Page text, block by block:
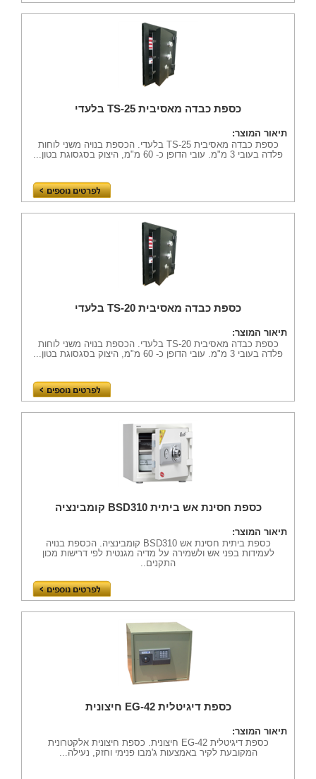
כספת כבדה מאסיבית TS-25 בלעדי
תיאור המוצר:
כספת כבדה מאסיבית TS-25 בלעדי. הכספת בנויה משני לוחות
פלדה בעובי 3 מ"מ. עובי הדופן כ- 60 מ"מ, היצוק בסגסוגת בטון...
כספת כבדה מאסיבית TS-20 בלעדי
תיאור המוצר:
כספת כבדה מאסיבית TS-20 בלעדי. הכספת בנויה משני לוחות
פלדה בעובי 3 מ"מ. עובי הדופן כ- 60 מ"מ, היצוק בסגסוגת בטון...
כספת חסינת אש ביתית BSD310 קומבינציה
תיאור המוצר:
כספת ביתית חסינת אש BSD310 קומבינציה. הכספת בנויה
לעמידות בפני אש ולשמירה על מדיה מגנטית לפי דרישות מכון
התקנים..
כספת דיגיטלית EG-42 חיצונית
תיאור המוצר:
כספת דיגיטלית EG-42 חיצונית. כספת חיצונית אלקטרונית
המקובעת לקיר באמצעות ג'מבו פנימי וחזק, נעילה...